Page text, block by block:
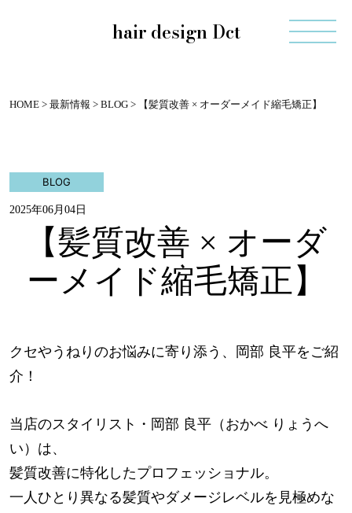
hair design Dct
HOME > 最新情報 > BLOG > 【髪質改善 × オーダーメイド縮毛矯正】
BLOG
2025年06月04日
【髪質改善 × オーダ
ーメイド縮毛矯正】
クセやうねりのお悩みに寄り添う、岡部 良平をご紹
介！
当店のスタイリスト・岡部 良平（おかべ りょうへ
い）は、
髪質改善に特化したプロフェッショナル。
一人ひとり異なる髪質やダメージレベルを見極めな